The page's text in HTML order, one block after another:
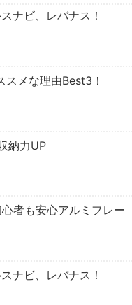
ナビ、レバナス！
メな理由Best3！
納力UP
者も安心アルミフレー
ナビ、レバナス！